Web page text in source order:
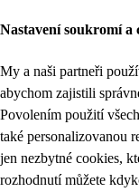
Nastavení soukromí a
My a naši partneři
abychom zajistili
Povolením použití
také personalizovanou
jen nezbytné cookies,
rozhodnutí můžete